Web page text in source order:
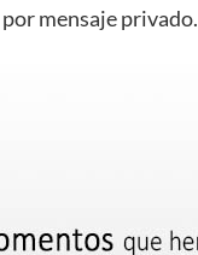
mensaje privado.